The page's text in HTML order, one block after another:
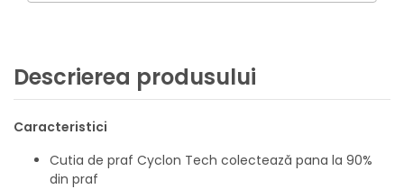
Descrierea produsului
Caracteristici
Cutia de praf Cyclon Tech colectează pana la 90%
din praf